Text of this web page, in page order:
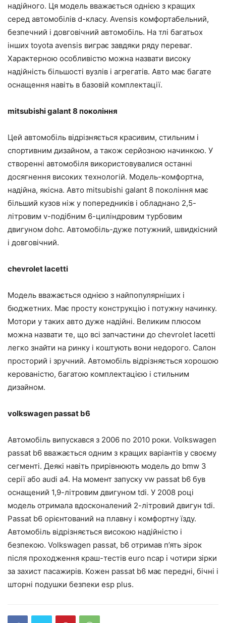
надійного. Ця модель вважається однією з кращих
серед автомобілів d-класу. Avensis комфортабельний,
безпечний і довговічний автомобіль. На тлі багатьох
інших toyota avensis виграє завдяки ряду переваг.
Характерною особливістю можна назвати високу
надійність більшості вузлів і агрегатів. Авто має багате
оснащення навіть в базовій комплектації.
mitsubishi galant 8 покоління
Цей автомобіль відрізняється красивим, стильним і
спортивним дизайном, а також серйозною начинкою. У
створенні автомобіля використовувалися останні
досягнення високих технологій. Модель-комфортна,
надійна, якісна. Авто mitsubishi galant 8 покоління має
більший кузов ніж у попередників і обладнано 2,5-
літровим v-подібним 6-циліндровим турбовим
двигуном dohc. Автомобіль-дуже потужний, швидкісний
і довговічний.
chevrolet lacetti
Модель вважається однією з найпопулярніших і
бюджетних. Має просту конструкцію і потужну начинку.
Мотори у таких авто дуже надійні. Великим плюсом
можна назвати те, що всі запчастини до chevrolet lacetti
легко знайти на ринку і коштують вони недорого. Салон
просторий і зручний. Автомобіль відрізняється хорошою
керованістю, багатою комплектацією і стильним
дизайном.
volkswagen passat b6
Автомобіль випускався з 2006 по 2010 роки. Volkswagen
passat b6 вважається одним з кращих варіантів у своєму
сегменті. Деякі навіть прирівнюють модель до bmw 3
серії або audi a4. На момент запуску vw passat b6 був
оснащений 1,9-літровим двигуном tdi. У 2008 році
модель отримала вдосконалений 2-літровий двигун tdi.
Passat b6 орієнтований на плавну і комфортну їзду.
Автомобіль відрізняється високою надійністю і
безпекою. Volkswagen passat, b6 отримав п’ять зірок
після проходження краш-тестів euro ncap і чотири зірки
за захист пасажирів. Кожен passat b6 має передні, бічні і
шторні подушки безпеки esp plus.